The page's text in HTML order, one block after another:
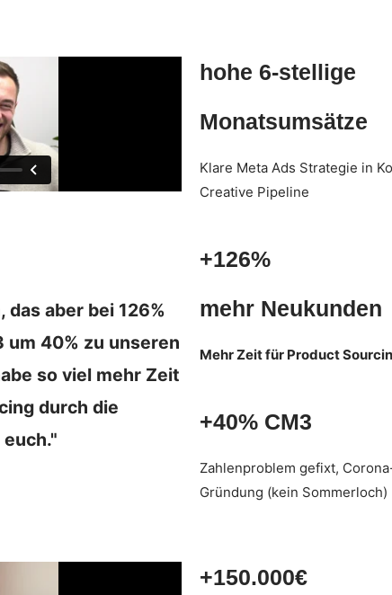
aber bei 126%
um 40% zu unseren
so viel mehr Zeit
durch die
hohe 6-stellige
Monatsumsätze
Klare Meta Ads Strategie in
Creative Pipeline
+126%
mehr Neukunden
Mehr Zeit für Product
+40% CM3
Zahlenproblem gefixt,
Gründung (kein Sommerloch)
+150.000€